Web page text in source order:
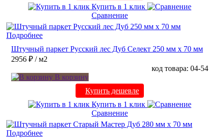
Купить в 1 клик
Сравнение
Подробнее
Штучный паркет Русский лес Дуб Селект 250 мм х 70 мм
2956 ₽ / м2
код товара: 04-54
В корзину
Купить дешевле
Купить в 1 клик
Сравнение
Подробнее